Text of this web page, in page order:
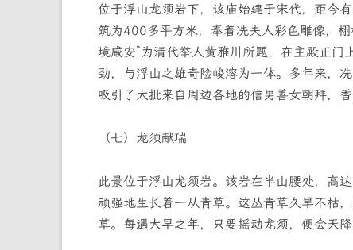
位于浮山龙须岩下，该庙始建于宋代，距今
筑为400多平方米，奉着冼夫人彩色雕像
境咸安”为清代举人黄雅川所题，在主殿正门
劲，与浮山之雄奇险峻溶为一体。多年来，
吸引了大批来自周边各地的信男善女朝拜，香
（七）龙须献瑞
此景位于浮山龙须岩。该岩在半山腰处，高
顽强地生长着一从青草。这丛青草久旱不枯
草。每遇大早之年，只要摇动龙须，便会天降